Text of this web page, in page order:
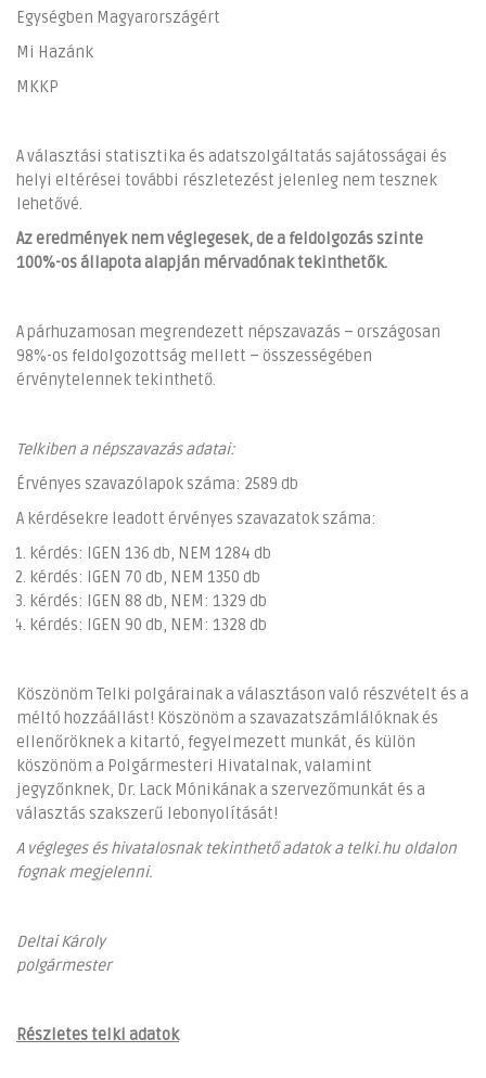
Egységben Magyarországért
Mi Hazánk
MKKP
A választási statisztika és adatszolgáltatás sajátosságai és
helyi eltérései további részletezést jelenleg nem tesznek
lehetővé.
Az eredmények nem véglegesek, de a feldolgozás szinte
100%-os állapota alapján mérvadónak tekinthetők.
A párhuzamosan megrendezett népszavazás – országosan
98%-os feldolgozottság mellett – összességében
érvénytelennek tekinthető.
Telkiben a népszavazás adatai:
Érvényes szavazólapok száma: 2589 db
A kérdésekre leadott érvényes szavazatok száma:
kérdés: IGEN 136 db, NEM 1284 db
kérdés: IGEN 70 db, NEM 1350 db
kérdés: IGEN 88 db, NEM: 1329 db
kérdés: IGEN 90 db, NEM: 1328 db
Köszönöm Telki polgárainak a választáson való részvételt és a
méltó hozzáállást! Köszönöm a szavazatszámlálóknak és
ellenőröknek a kitartó, fegyelmezett munkát, és külön
köszönöm a Polgármesteri Hivatalnak, valamint
jegyzőnknek, Dr. Lack Mónikának a szervezőmunkát és a
választás szakszerű lebonyolítását!
A végleges és hivatalosnak tekinthető adatok a telki.hu oldalon
fognak megjelenni.
Deltai Károly
polgármester
Részletes telki adatok